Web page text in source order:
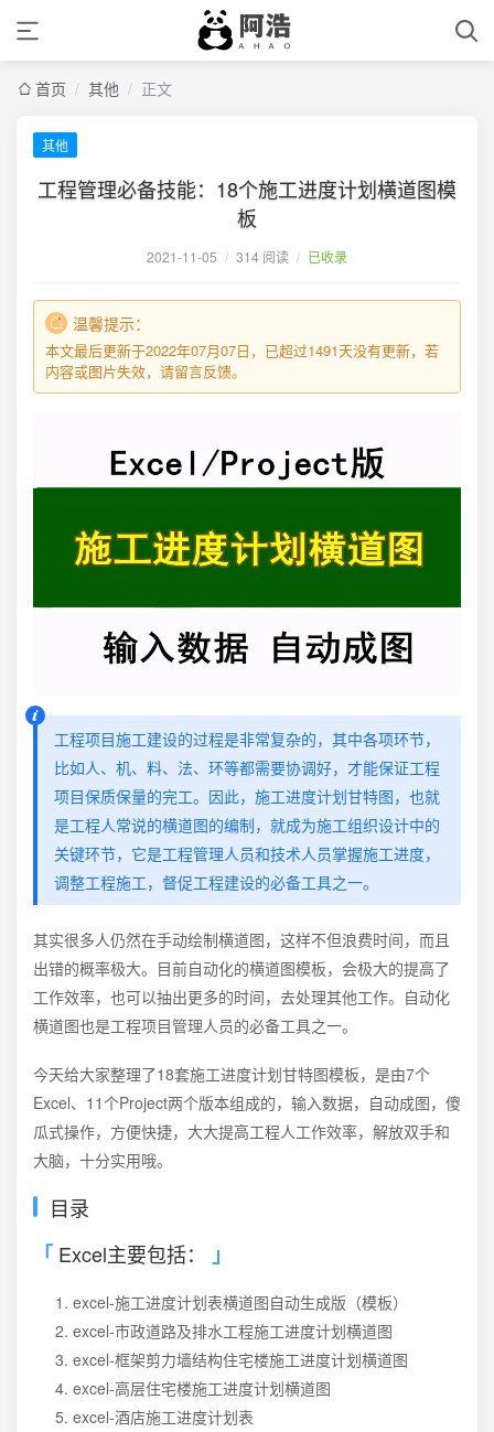
首页 / 其他 / 正文
其他
工程管理必备技能：18个施工进度计划横道图模
板
2021-11-05 / 314 阅读 / 已收录
温馨提示：
本文最后更新于2022年07月07日，已超过1491天没有更新，若
内容或图片失效，请留言反馈。
工程项目施工建设的过程是非常复杂的，其中各项环节，
比如人、机、料、法、环等都需要协调好，才能保证工程
项目保质保量的完工。因此，施工进度计划甘特图，也就
是工程人常说的横道图的编制，就成为施工组织设计中的
关键环节，它是工程管理人员和技术人员掌握施工进度，
调整工程施工，督促工程建设的必备工具之一。
其实很多人仍然在手动绘制横道图，这样不但浪费时间，而且
出错的概率极大。目前自动化的横道图模板，会极大的提高了
工作效率，也可以抽出更多的时间，去处理其他工作。自动化
横道图也是工程项目管理人员的必备工具之一。
今天给大家整理了18套施工进度计划甘特图模板，是由7个
Excel、11个Project两个版本组成的，输入数据，自动成图，傻
瓜式操作，方便快捷，大大提高工程人工作效率，解放双手和
大脑，十分实用哦。
目录
Excel主要包括：
excel-施工进度计划表横道图自动生成版（模板）
excel-市政道路及排水工程施工进度计划横道图
excel-框架剪力墙结构住宅楼施工进度计划横道图
excel-高层住宅楼施工进度计划横道图
excel-酒店施工进度计划表